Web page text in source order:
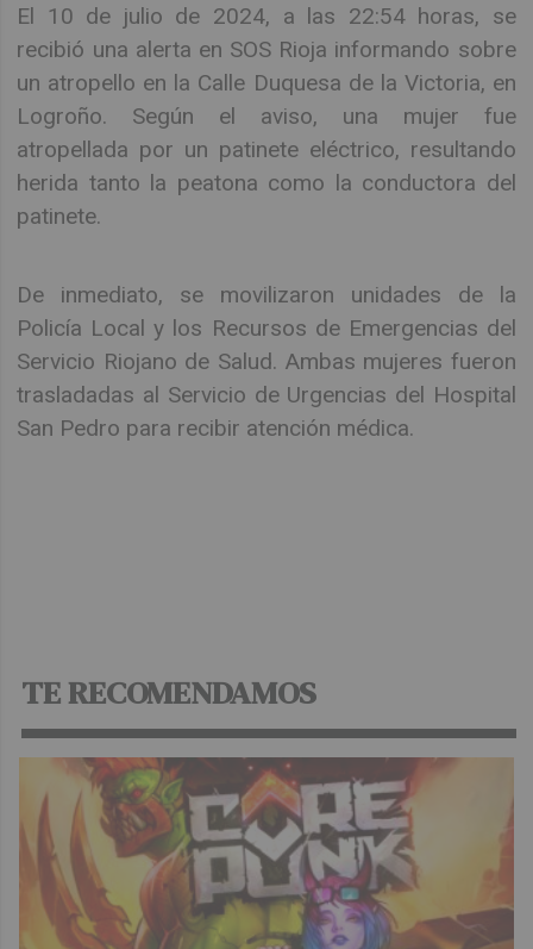
El 10 de julio de 2024, a las 22:54 horas, se
recibió una alerta en SOS Rioja informando sobre
un atropello en la Calle Duquesa de la Victoria, en
Logroño. Según el aviso, una mujer fue
atropellada por un patinete eléctrico, resultando
herida tanto la peatona como la conductora del
patinete.
De inmediato, se movilizaron unidades de la
Policía Local y los Recursos de Emergencias del
Servicio Riojano de Salud. Ambas mujeres fueron
trasladadas al Servicio de Urgencias del Hospital
San Pedro para recibir atención médica.
TE RECOMENDAMOS